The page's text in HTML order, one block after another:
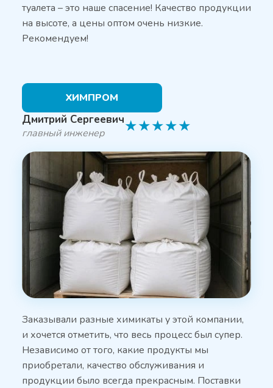
туалета – это наше спасение! Качество продукции
на высоте, а цены оптом очень низкие.
Рекомендуем!
ХИМПРОМ
Дмитрий Сергеевич
главный инженер ★★★★★
Заказывали разные химикаты у этой компании,
и хочется отметить, что весь процесс был супер.
Независимо от того, какие продукты мы
приобретали, качество обслуживания и
продукции было всегда прекрасным. Поставки